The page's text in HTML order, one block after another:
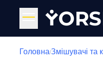
Y
Головна/Змішувачі та